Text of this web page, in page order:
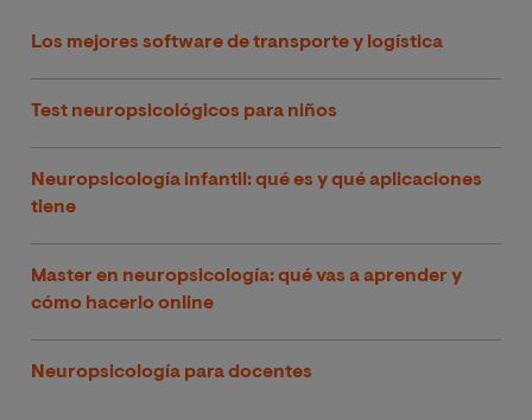
Los mejores software de transporte y logística
Test neuropsicológicos para niños
Neuropsicología infantil: qué es y qué aplicaciones
tiene
Master en neuropsicología: qué vas a aprender y
cómo hacerlo online
Neuropsicología para docentes